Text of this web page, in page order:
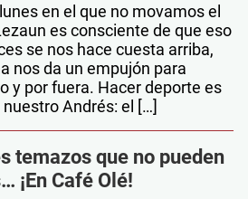
en el que no movamos el
es consciente de que eso
se nos hace cuesta arriba,
nos da un empujón para
y por fuera. Hacer deporte es
Andrés: el […]
temazos que no pueden
¡En Café Olé!